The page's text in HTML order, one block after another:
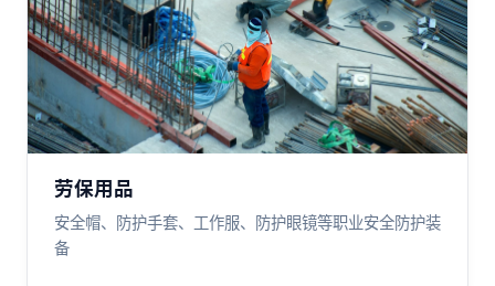
劳保用品
安全帽、防护手套、工作服、防护眼镜等职业安全防护装
备